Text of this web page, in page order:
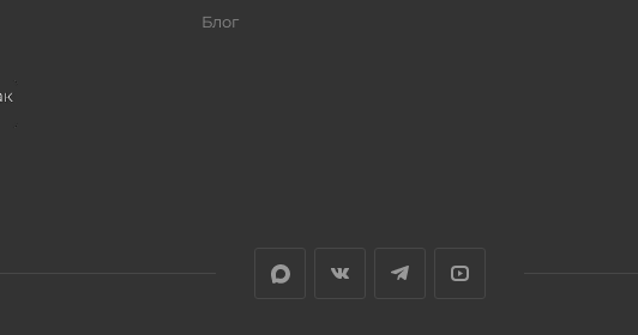
Блог